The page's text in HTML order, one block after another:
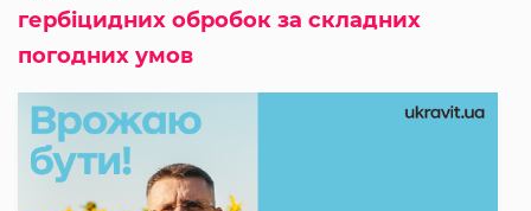
гербіцидних обробок за складних
погодних умов